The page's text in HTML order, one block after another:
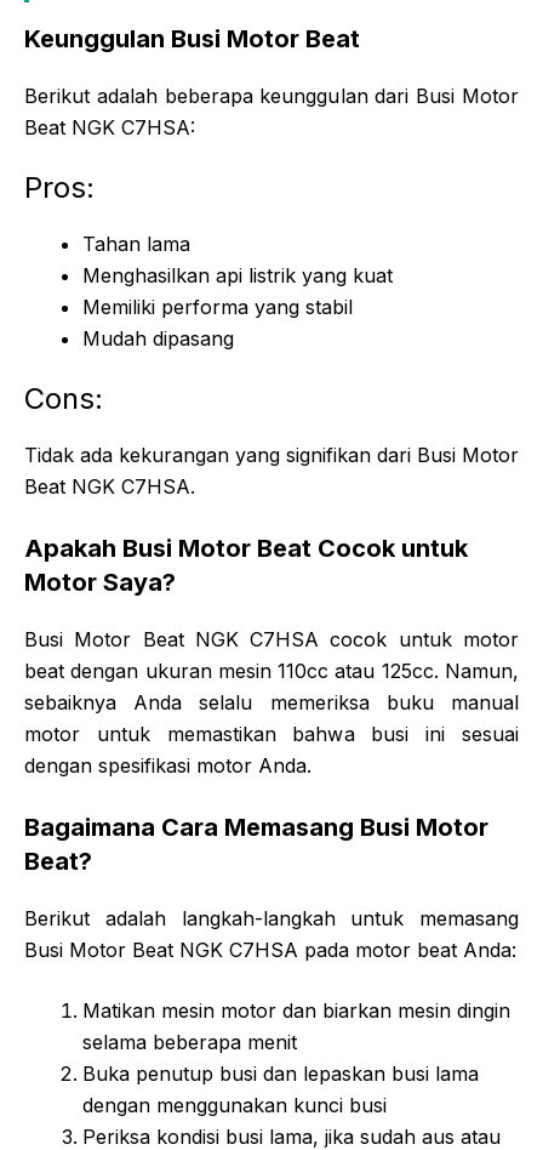
Keunggulan Busi Motor Beat
Berikut adalah beberapa keunggulan dari Busi Motor
Beat NGK C7HSA:
Pros:
Tahan lama
Menghasilkan api listrik yang kuat
Memiliki performa yang stabil
Mudah dipasang
Cons:
Tidak ada kekurangan yang signifikan dari Busi Motor
Beat NGK C7HSA.
Apakah Busi Motor Beat Cocok untuk
Motor Saya?
Busi Motor Beat NGK C7HSA cocok untuk motor
beat dengan ukuran mesin 110cc atau 125cc. Namun,
sebaiknya Anda selalu memeriksa buku manual
motor untuk memastikan bahwa busi ini sesuai
dengan spesifikasi motor Anda.
Bagaimana Cara Memasang Busi Motor
Beat?
Berikut adalah langkah-langkah untuk memasang
Busi Motor Beat NGK C7HSA pada motor beat Anda:
Matikan mesin motor dan biarkan mesin dingin
selama beberapa menit
Buka penutup busi dan lepaskan busi lama
dengan menggunakan kunci busi
Periksa kondisi busi lama, jika sudah aus atau